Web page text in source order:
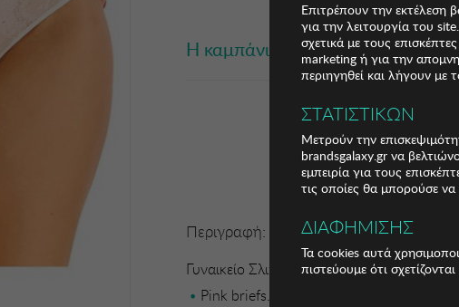
Η καμπάνια έχει λήξει
Περιγραφή:
Γυναικείο Σλιπ Selene
Pink briefs. A comfortable and feminine
Επιτρέπουν την εκτέλεση
για την λειτουργία του
σχετικά με τους
marketing ή για την
περιηγηθεί και λήγουν με
ΣΤΑΤΙΣΤΙΚΩΝ
Μετρούν την
brandsgalaxy.gr να
εμπειρία για τους
τις οποίες θα μπορούσε
ΔΙΑΦΗΜΙΣΗΣ
Τα cookies αυτά
πιστεύουμε ότι